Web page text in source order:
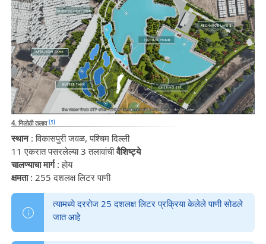
4. निलोठी तलाव[९]
स्थान: विकासपुरी जवळ, पश्चिम दिल्ली
11 एकरात पसरलेल्या 3 तलावांचीवैशिष्ट्ये
चालण्याचा मार्ग: होय
क्षमता: 255 दशलक्ष लिटर पाणी
त्यामध्ये दररोज 25 दशलक्ष लिटर प्रक्रिया केलेले पाणी सोडले
जात आहे